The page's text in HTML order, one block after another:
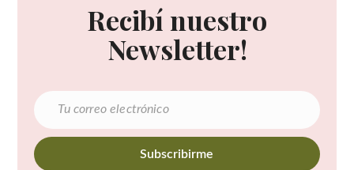
Recibí nuestro
Newsletter!